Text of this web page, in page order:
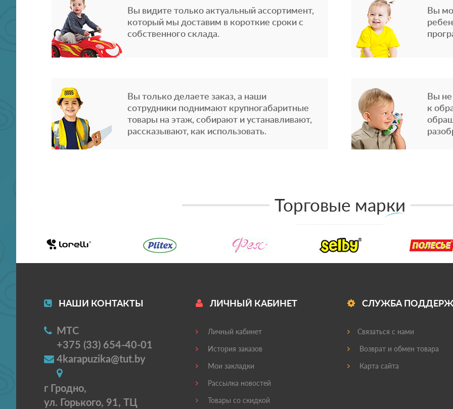
Вы видите только актуальный ассортимент,
который мы доставим в короткие сроки с
собственного склада.
Вы
Вы только делаете заказ, а наши
сотрудники поднимают крупногабаритные
товары на этаж, собирают и устанавливают,
рассказывают, как использовать.
Вы
к
Торговые марки
НАШИ КОНТАКТЫ
МТС
+375 (33) 654-40-01
4karapuzika@tut.by
г Гродно,
ул. Горького, 91, ТЦ
ЛИЧНЫЙ КАБИНЕТ
Личный кабинет
История заказов
Мои закладки
Рассылка новостей
Товары со скидкой
СЛУЖБА
Связаться с нами
Возврат и обмен товара
Карта сайта